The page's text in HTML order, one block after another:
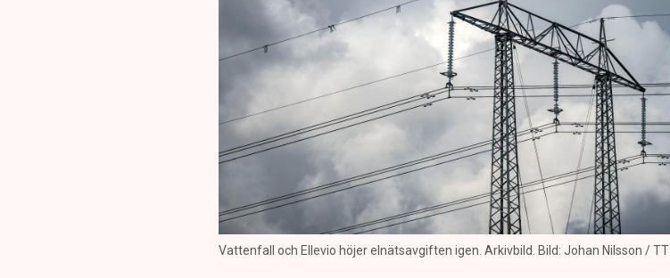
Vattenfall och Ellevio höjer elnätsavgiften igen. Arkivbild. Bild: Johan Nilsson / TT